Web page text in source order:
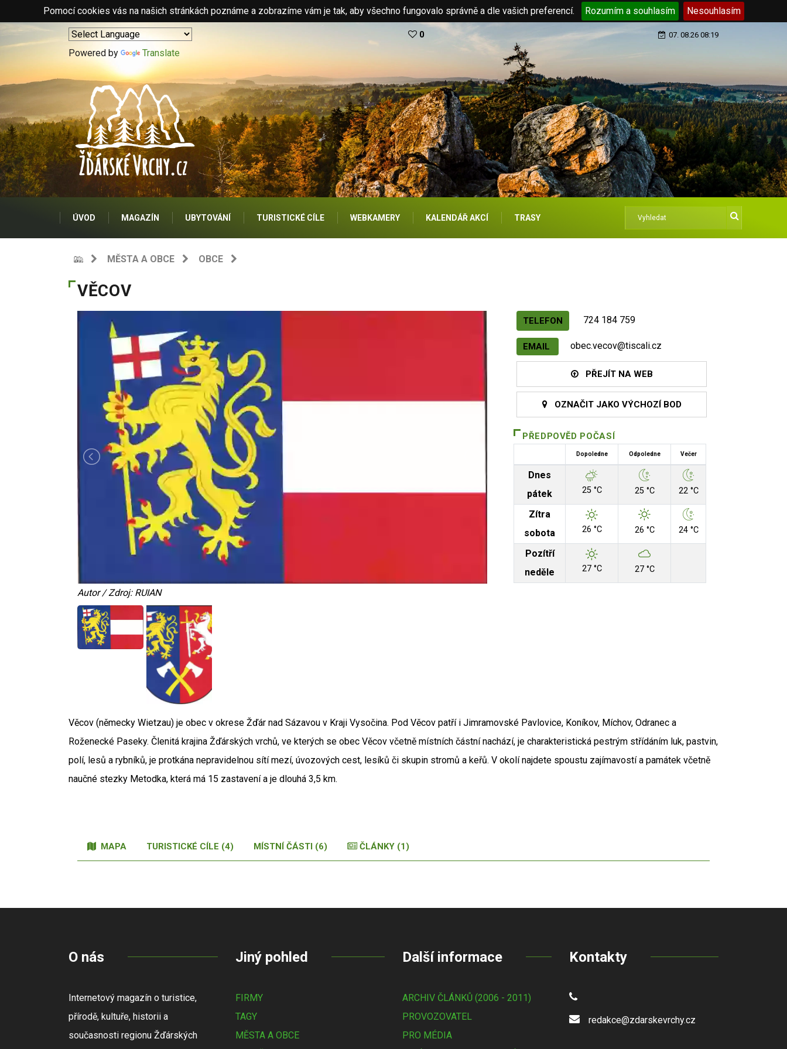
Pomocí cookies vás na našich stránkách poznáme a zobrazíme vám je tak, aby všechno fungovalo správně a dle vašich preferencí. Rozumím a souhlasím Nesouhlasím
Powered by Translate
0 07. 08.26 08:19
ÚVOD MAGAZÍN UBYTOVÁNÍ TURISTICKÉ CÍLE WEBKAMERY KALENDÁŘ AKCÍ TRASY
MĚSTA A OBCE OBCE
VĚCOV
Autor / Zdroj: RUIAN
Autor / Zdroj: RUIAN
TELEFON 724 184 759
EMAIL obec.vecov@tiscali.cz
PŘEJÍT NA WEB
OZNAČIT JAKO VÝCHOZÍ BOD
PŘEDPOVĚD POČASÍ
Dopoledne Odpoledne Večer
Dnes
pátek
25 °C 25 °C 22 °C
Zítra
sobota
26 °C 26 °C 24 °C
Pozítří
neděle
27 °C 27 °C
Věcov (německy Wietzau) je obec v okrese Žďár nad Sázavou v Kraji Vysočina. Pod Věcov patří i Jimramovské Pavlovice, Koníkov, Míchov, Odranec a
Roženecké Paseky. Členitá krajina Žďárských vrchů, ve kterých se obec Věcov včetně místních částní nachází, je charakteristická pestrým střídáním luk, pastvin,
polí, lesů a rybníků, je protkána nepravidelnou sítí mezí, úvozových cest, lesíků či skupin stromů a keřů. V okolí najdete spoustu zajímavostí a památek včetně
naučné stezky Metodka, která má 15 zastavení a je dlouhá 3,5 km.
MAPA TURISTICKÉ CÍLE (4) MÍSTNÍ ČÁSTI (6) ČLÁNKY (1)
O nás
Internetový magazín o turistice,
přírodě, kultuře, historii a
současnosti regionu Žďárských
Jiný pohled
FIRMY
TAGY
MĚSTA A OBCE
Další informace
ARCHIV ČLÁNKŮ (2006 - 2011)
PROVOZOVATEL
PRO MÉDIA
Kontakty
redakce@zdarskevrchy.cz